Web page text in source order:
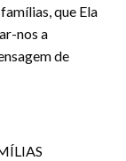
que Ela
nos a
de